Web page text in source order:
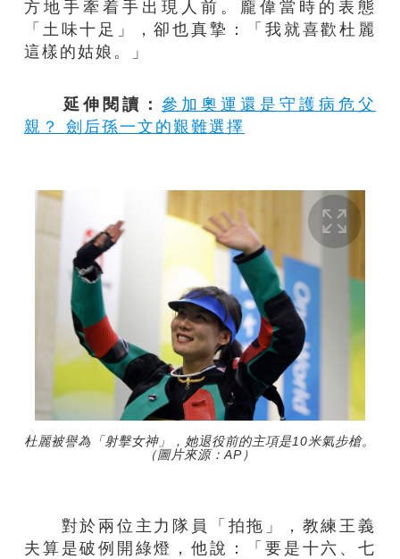
方地手牽着手出現人前。龐偉當時的表態
「土味十足」，卻也真摯：「我就喜歡杜麗
這樣的姑娘。」
延伸閱讀：參加奧運還是守護病危父
親？ 劍后孫一文的艱難選擇
杜麗被譽為「射擊女神」，她退役前的主項是10米氣步槍。
（圖片來源：AP）
對於兩位主力隊員「拍拖」，教練王義
夫算是破例開綠燈，他說：「要是十六、七